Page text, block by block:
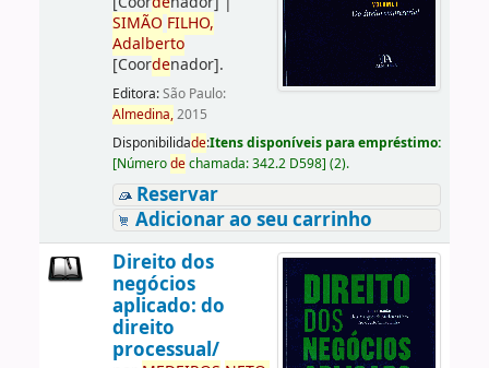
SIMÃO FILHO,
Adalberto
[Coordenador].
Editora:São Paulo:
Almedina,2015
Disponibilidade:Itens disponíveis para empréstimo:
[Númerodechamada:342.2 D598] (2).
Reservar
Adicionar ao seu carrinho
Direito dos
negócios
aplicado: do
direito
processual/